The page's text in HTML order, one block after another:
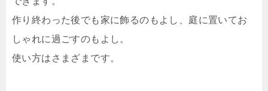
作り終わった後でも家に飾るのもよし、庭に置いてお
しゃれに過ごすのもよし。
使い方はさまざまです。